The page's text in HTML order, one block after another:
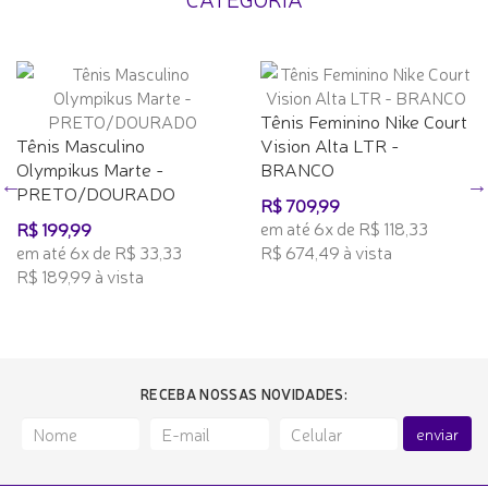
Tênis Masculino
Olympikus Marte -
PRETO/DOURADO
R$ 199,99
em até 6x de R$ 33,33
R$ 189,99 à vista
Tênis Feminino Nike Court
Vision Alta LTR -
BRANCO
R$ 709,99
em até 6x de R$ 118,33
R$ 674,49 à vista
RECEBA NOSSAS NOVIDADES:
enviar